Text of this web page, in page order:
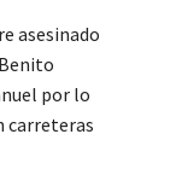
asesinado
por lo
carreteras